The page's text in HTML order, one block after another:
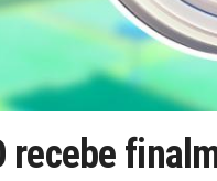
recebe